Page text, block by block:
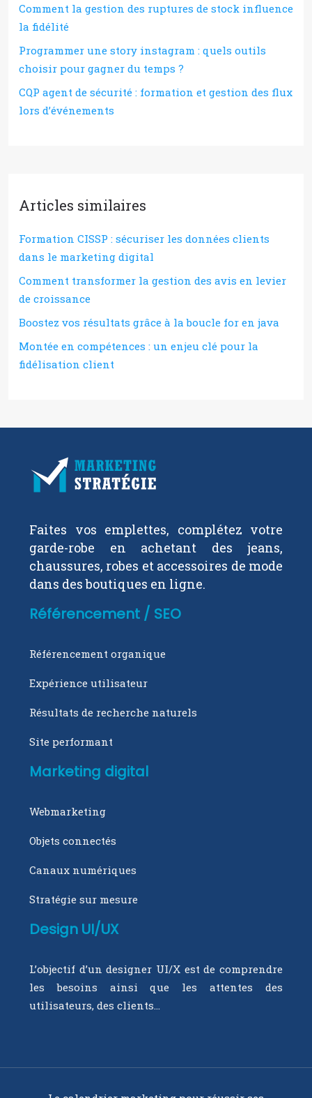
Comment la gestion des ruptures de stock influence
la fidélité
Programmer une story instagram : quels outils
choisir pour gagner du temps ?
CQP agent de sécurité : formation et gestion des flux
lors d’événements
Articles similaires
Formation CISSP : sécuriser les données clients
dans le marketing digital
Comment transformer la gestion des avis en levier
de croissance
Boostez vos résultats grâce à la boucle for en java
Montée en compétences : un enjeu clé pour la
fidélisation client
Faites vos emplettes, complétez votre
garde-robe en achetant des jeans,
chaussures, robes et accessoires de mode
dans des boutiques en ligne.
Référencement / SEO
Référencement organique
Expérience utilisateur
Résultats de recherche naturels
Site performant
Marketing digital
Webmarketing
Objets connectés
Canaux numériques
Stratégie sur mesure
Design UI/UX
L’objectif d’un designer UI/X est de comprendre
les besoins ainsi que les attentes des
utilisateurs, des clients…